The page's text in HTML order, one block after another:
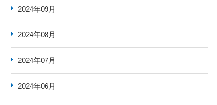
2024年09月
2024年08月
2024年07月
2024年06月